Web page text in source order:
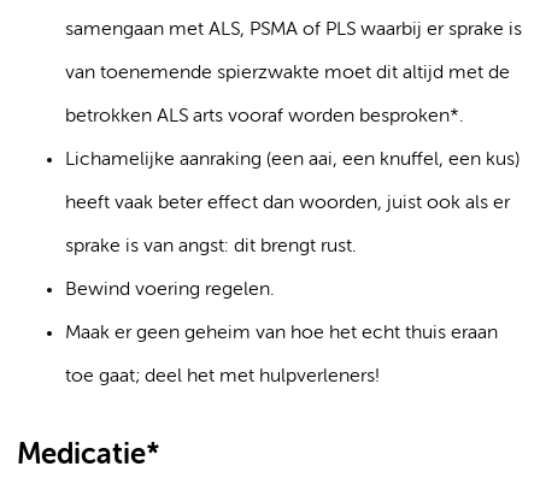
samengaan met ALS, PSMA of PLS waarbij er sprake is
van toenemende spierzwakte moet dit altijd met de
betrokken ALS arts vooraf worden besproken*.
Lichamelijke aanraking (een aai, een knuffel, een kus)
heeft vaak beter effect dan woorden, juist ook als er
sprake is van angst: dit brengt rust.
Bewind voering regelen.
Maak er geen geheim van hoe het echt thuis eraan
toe gaat; deel het met hulpverleners!
Medicatie*